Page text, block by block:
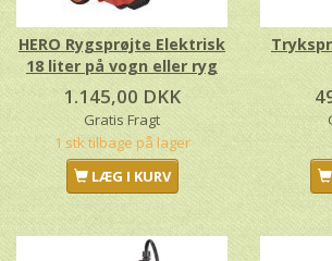
HERO Rygsprøjte Elektrisk
18 liter på vogn eller ryg
1.145,00 DKK
Gratis Fragt
1 stk tilbage på lager
LÆG I KURV